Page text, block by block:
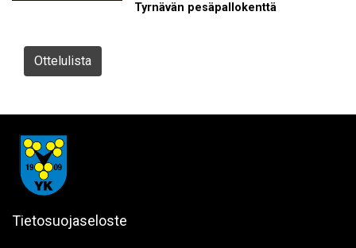
Tyrnävän pesäpallokenttä
Ottelulista
Tietosuojaseloste